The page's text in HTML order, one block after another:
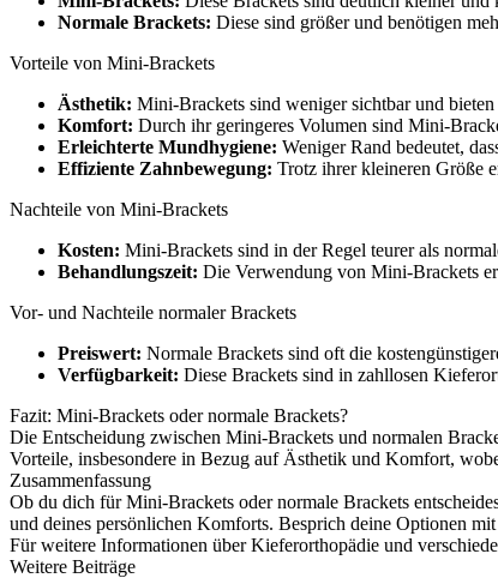
Normale Brackets: Diese sind größer und benötigen
Vorteile von Mini-Brackets
Ästhetik: Mini-Brackets sind weniger sichtbar und
Komfort: Durch ihr geringeres Volumen sind Mini-
Erleichterte Mundhygiene: Weniger Rand bedeutet,
Effiziente Zahnbewegung: Trotz ihrer kleineren Größe
Nachteile von Mini-Brackets
Kosten: Mini-Brackets sind in der Regel teurer als
Behandlungszeit: Die Verwendung von Mini-Brackets
Vor- und Nachteile normaler Brackets
Preiswert: Normale Brackets sind oft die
Verfügbarkeit: Diese Brackets sind in zahllosen
Fazit: Mini-Brackets oder normale Brackets?
Die Entscheidung zwischen Mini-Brackets und normalen
Vorteile, insbesondere in Bezug auf Ästhetik und Komfort,
Zusammenfassung
Ob du dich für Mini-Brackets oder normale Brackets
und deines persönlichen Komforts. Besprich deine Optionen
Für weitere Informationen über Kieferorthopädie und
Weitere Beiträge